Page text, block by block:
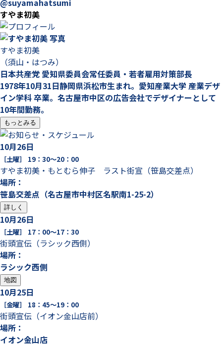
@suyamahatsumi
すやま初美
すやま初美
（須山・はつみ）
日本共産党 愛知県委員会常任委員・若者雇用対策部長
1978年10月31日静岡県浜松市生まれ。愛知産業大学 産業デザ
イン学科 卒業。名古屋市中区の広告会社でデザイナーとして
10年間勤務。
もっとみる
10月26日
［土曜］ 19：30～20：00
すやま初美・もとむら伸子 ラスト街宣（笹島交差点）
場所：
笹島交差点（名古屋市中村区名駅南1-25-2）
詳しく
10月26日
［土曜］ 17：00～17：30
街頭宣伝（ラシック西側）
場所：
ラシック西側
地図
10月25日
［金曜］ 18：45～19：00
街頭宣伝（イオン金山店前）
場所：
イオン金山店